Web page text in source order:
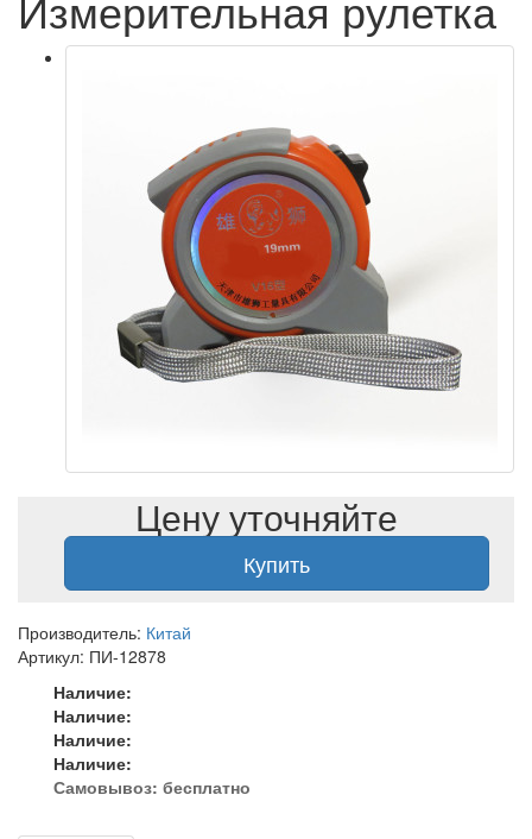
Цену уточняйте
Купить
Производитель: Китай
Артикул: ПИ-12878
Наличие:
Наличие:
Наличие:
Наличие:
Самовывоз: бесплатно